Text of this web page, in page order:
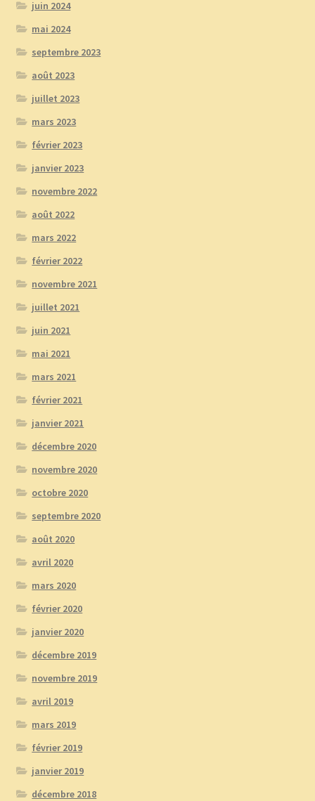
juin 2024
mai 2024
septembre 2023
août 2023
juillet 2023
mars 2023
février 2023
janvier 2023
novembre 2022
août 2022
mars 2022
février 2022
novembre 2021
juillet 2021
juin 2021
mai 2021
mars 2021
février 2021
janvier 2021
décembre 2020
novembre 2020
octobre 2020
septembre 2020
août 2020
avril 2020
mars 2020
février 2020
janvier 2020
décembre 2019
novembre 2019
avril 2019
mars 2019
février 2019
janvier 2019
décembre 2018